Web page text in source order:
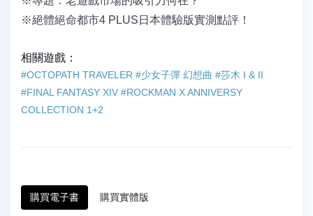
※絕體絕命都市4 PLUS日本體驗版實測點評！
相關遊戲：
#OCTOPATH TRAVELER #少女子彈 幻想曲 #莎木 I & II
#FINAL FANTASY XIV #ROCKMAN X ANNIVERSY
COLLECTION 1+2
購買電子書 購買實體版